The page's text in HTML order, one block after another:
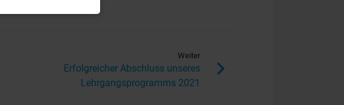
Weiter
Erfolgreicher Abschluss unseres
Lehrgangsprogramms 2021